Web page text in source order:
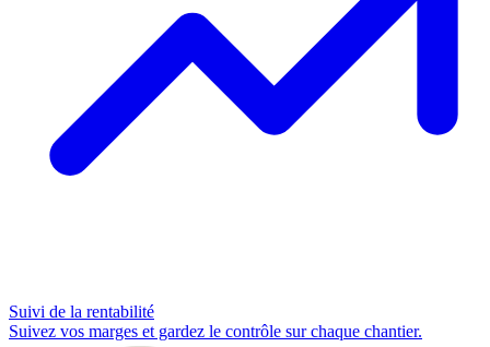
Suivi de la rentabilité
Suivez vos marges et gardez le contrôle sur chaque chantier.